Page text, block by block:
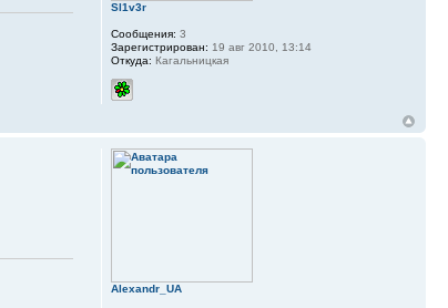
Sl1v3r
Сообщения: 3
Зарегистрирован: 19 авг 2010, 13:14
Откуда: Кагальницкая
Alexandr_UA